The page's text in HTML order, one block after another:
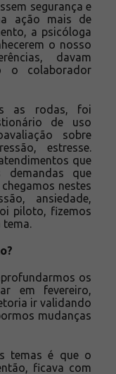
segurança e
ação mais de
a psicóloga
o nosso
davam
o colaborador
as rodas, foi
de uso
sobre
estresse.
que
que
nestes
ansiedade,
piloto, fizemos
tema.
os
em fevereiro,
ir validando
mudanças
temas é que o
ficava com